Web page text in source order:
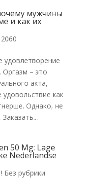
мужчины
и как их
2060
удовлетворение
Оргазм – это
акта,
как
Однако, не
50 Mg: Lage
Nederlandse
! Без рубрики